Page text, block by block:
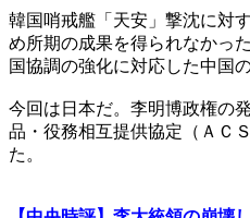
韓国哨戒艦「天安」撃沈に対
め所期の成果を得られなかっ
国協調の強化に対応した中国
今回は日本だ。李明博政権の
品・役務相互提供協定（ＡＣ
た。